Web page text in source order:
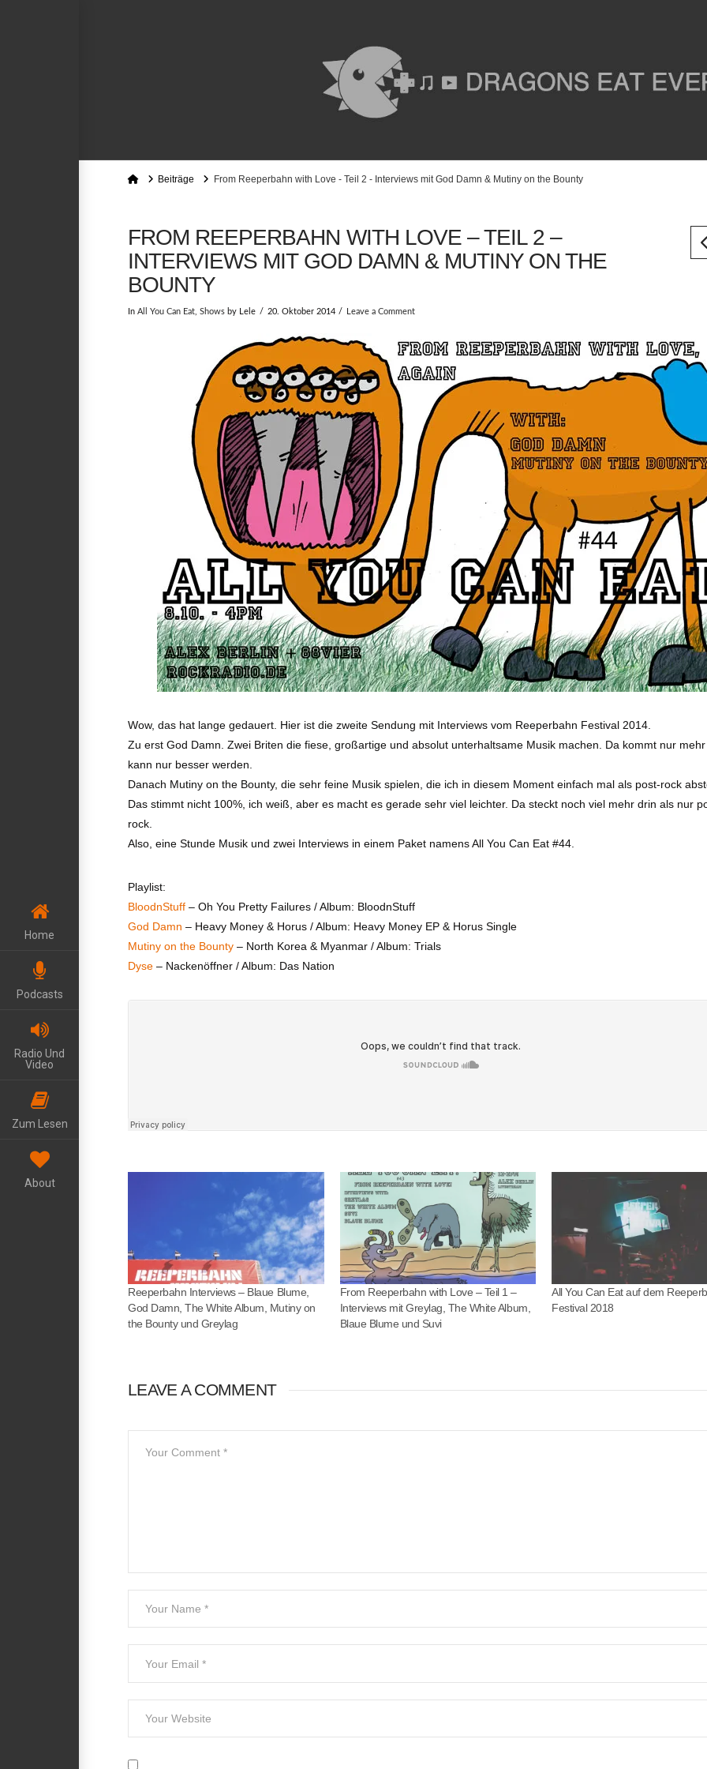
Home
Podcasts
Radio Und
Video
Zum Lesen
About
HomeBeiträge From Reeperbahn with Love - Teil 2 - Interviews mit God Damn & Mutiny on the Bounty
FROM REEPERBAHN WITH LOVE – TEIL 2 –
INTERVIEWS MIT GOD DAMN & MUTINY ON THE
BOUNTY
InAll You Can Eat,Shows by Lele 20. Oktober 2014 Leave a Comment
Wow, das hat lange gedauert. Hier ist die zweite Sendung mit Interviews vom Reeperbahn Festival 2014.
Zu erst God Damn. Zwei Briten die fiese, großartige und absolut unterhaltsame Musik machen. Da kommt nur
kann nur besser werden.
Danach Mutiny on the Bounty, die sehr feine Musik spielen, die ich in diesem Moment einfach mal als post-rock
Das stimmt nicht 100%, ich weiß, aber es macht es gerade sehr viel leichter. Da steckt noch viel mehr drin als nur
rock.
Also, eine Stunde Musik und zwei Interviews in einem Paket namens All You Can Eat #44.
Playlist:
BloodnStuff – Oh You Pretty Failures / Album: BloodnStuff
God Damn – Heavy Money & Horus / Album: Heavy Money EP & Horus Single
Mutiny on the Bounty – North Korea & Myanmar / Album: Trials
Dyse – Nackenöffner / Album: Das Nation
Reeperbahn Interviews – Blaue Blume,
God Damn, The White Album, Mutiny on
the Bounty und Greylag
From Reeperbahn with Love – Teil 1 –
Interviews mit Greylag, The White Album,
Blaue Blume und Suvi
All You Can Eat auf dem
Festival 2018
LEAVE A COMMENT